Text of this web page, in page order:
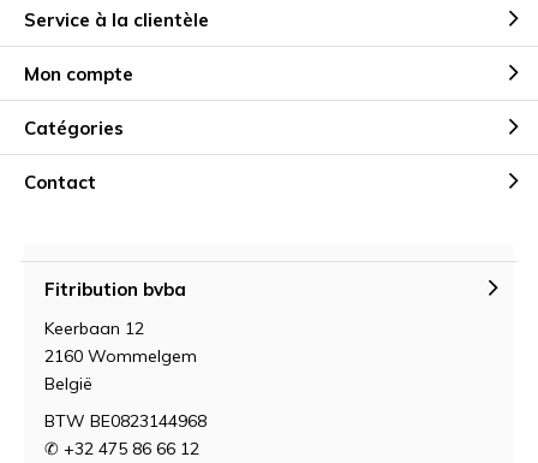
Service à la clientèle
Mon compte
Catégories
Contact
Fitribution bvba
Keerbaan 12
2160 Wommelgem
België
BTW BE0823144968
✆ +32 475 86 66 12